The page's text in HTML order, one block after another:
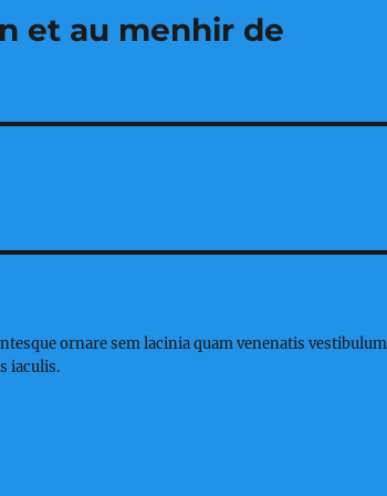
et au menhir de
ornare sem lacinia quam venenatis
iaculis.